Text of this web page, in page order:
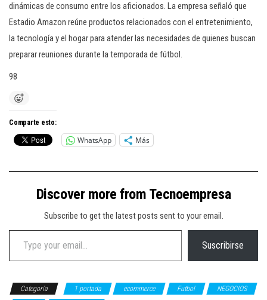
dinámicas de consumo entre los aficionados. La empresa señaló que
Estadio Amazon reúne productos relacionados con el entretenimiento,
la tecnología y el hogar para atender las necesidades de quienes buscan
preparar reuniones durante la temporada de fútbol.
98
Comparte esto:
WhatsApp Más
Discover more from Tecnoempresa
Subscribe to get the latest posts sent to your email.
Type your email…
Suscribirse
Categoría 1 portada ecommerce Futbol
NEGOCIOS